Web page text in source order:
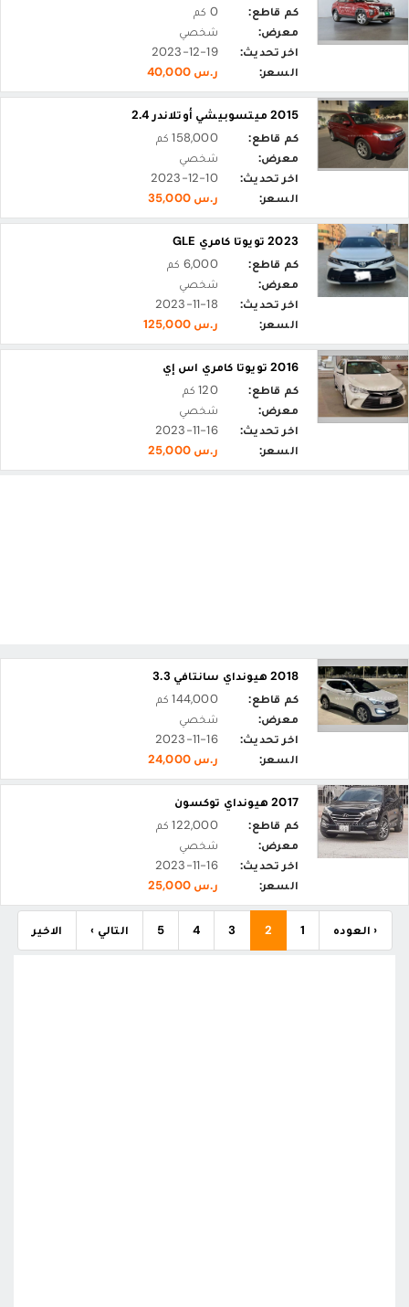
كم قاطع:
0 كم
معرض:
شخصي
اخر تحديث:
2023-12-19
السعر:
ر.س 40,000
2015 ميتسوبيشي أوتلاندر 2.4
كم قاطع:
158,000 كم
معرض:
شخصي
اخر تحديث:
2023-12-10
السعر:
ر.س 35,000
2023 تويوتا كامري GLE
كم قاطع:
6,000 كم
معرض:
شخصي
اخر تحديث:
2023-11-18
السعر:
ر.س 125,000
2016 تويوتا كامري اس إي
كم قاطع:
120 كم
معرض:
شخصي
اخر تحديث:
2023-11-16
السعر:
ر.س 25,000
2018 هيونداي سانتافي 3.3
كم قاطع:
144,000 كم
معرض:
شخصي
اخر تحديث:
2023-11-16
السعر:
ر.س 24,000
2017 هيونداي توكسون
كم قاطع:
122,000 كم
معرض:
شخصي
اخر تحديث:
2023-11-16
السعر:
ر.س 25,000
‹ العوده 1
2
3
4
5 التالي › الاخير